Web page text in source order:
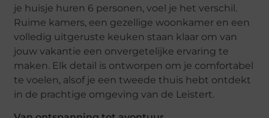
je huisje huren 6 personen, voel je het verschil.
Ruime kamers, een gezellige woonkamer en een
volledig uitgeruste keuken staan klaar om van
jouw vakantie een onvergetelijke ervaring te
maken. Elk detail is ontworpen om je comfortabel
te voelen, alsof je een tweede thuis hebt ontdekt
in de prachtige omgeving van de Leistert.